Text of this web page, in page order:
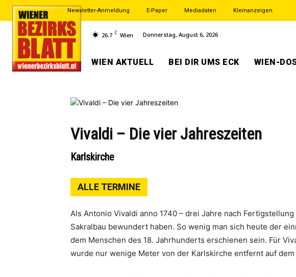
Newsletter-Anmeldung E-Paper Mediadaten Kleinanzeigen
26.7 C Wien Donnerstag, August 6, 2026
WIEN AKTUELL BEI DIR UMS ECK WIEN-
Vivaldi – Die vier Jahreszeiten
Karlskirche
ALLE TERMINE
Als Antonio Vivaldi anno 1740 – drei Jahre nach
Sakralbau bewundert haben. So wenig man sich heute der
dem Menschen des 18. Jahrhunderts erschienen sein. Für
wurde nur wenige Meter von der Karlskirche entfernt auf